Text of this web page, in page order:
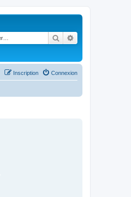
Rechercher
Connexion
Inscription